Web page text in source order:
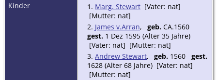
Kinder
1. Marg. Stewart [Vater: nat]
[Mutter: nat]
2. James v.Arran, geb. CA.1560
gest. 1 Dez 1595 (Alter 35 Jahre)
[Vater: nat] [Mutter: nat]
3. Andrew Stewart, geb. 1560 gest.
1628 (Alter 68 Jahre) [Vater: nat]
[Mutter: nat]